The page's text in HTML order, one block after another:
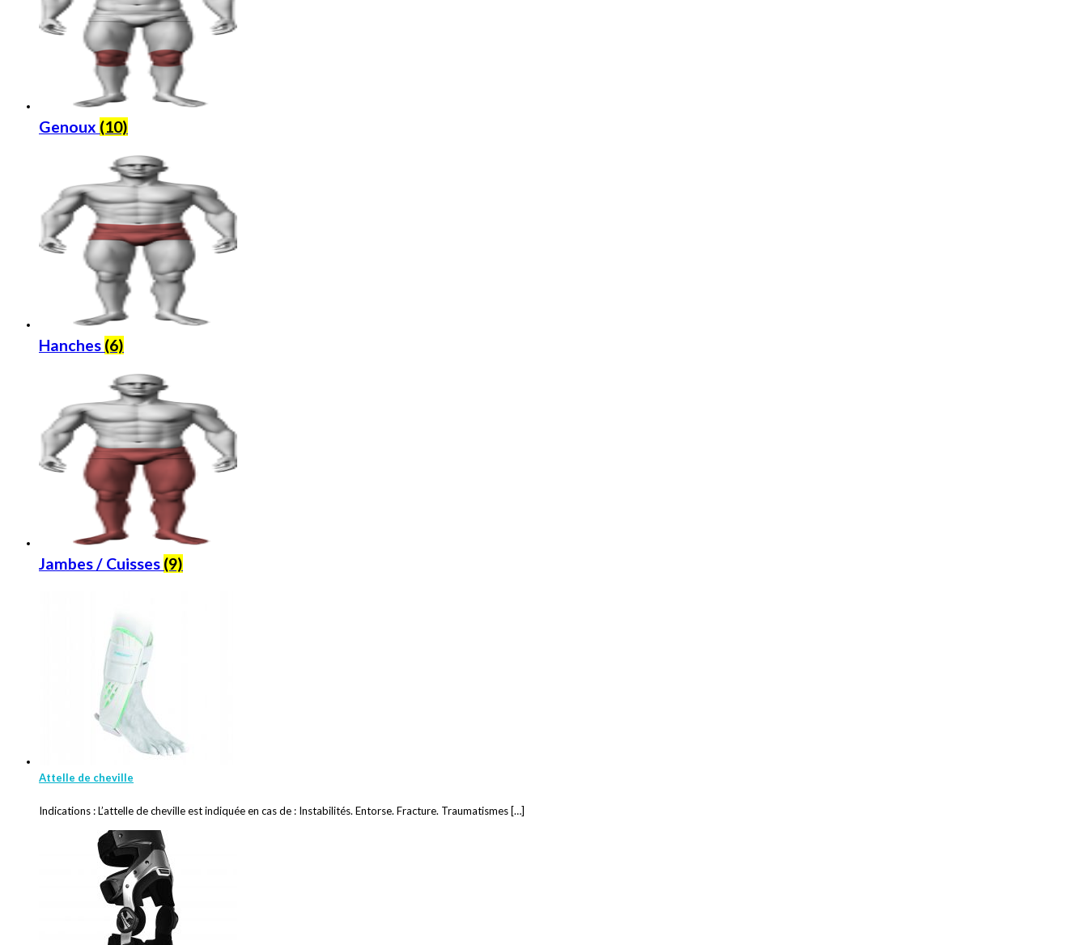
Genoux (10)
Hanches (6)
Jambes / Cuisses (9)
Attelle de cheville
Indications : L’attelle de cheville est indiquée en cas de : Instabilités. Entorse. Fracture. Traumatismes […]